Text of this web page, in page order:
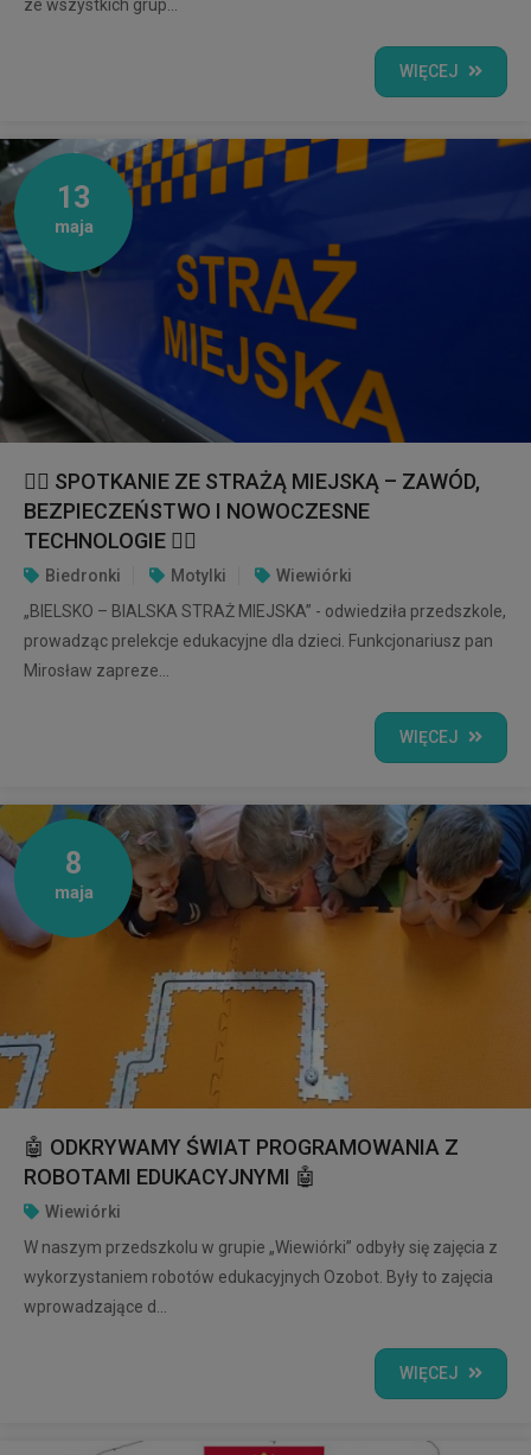
ze wszystkich grup...
WIĘCEJ
13
maja
👮‍♂️ SPOTKANIE ZE STRAŻĄ MIEJSKĄ – ZAWÓD,
BEZPIECZEŃSTWO I NOWOCZESNE
TECHNOLOGIE 👮‍♂️
Biedronki Motylki
Wiewiórki
„BIELSKO – BIALSKA STRAŻ MIEJSKA” - odwiedziła przedszkole,
prowadząc prelekcje edukacyjne dla dzieci. Funkcjonariusz pan
Mirosław zapreze...
WIĘCEJ
8
maja
🤖 ODKRYWAMY ŚWIAT PROGRAMOWANIA Z
ROBOTAMI EDUKACYJNYMI 🤖
Wiewiórki
W naszym przedszkolu w grupie „Wiewiórki” odbyły się zajęcia z
wykorzystaniem robotów edukacyjnych Ozobot. Były to zajęcia
wprowadzające d...
WIĘCEJ